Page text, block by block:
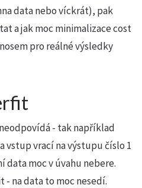
data nebo víckrát), pak
a jak moc minimalizace cost
pro reálné výsledky
- tak například
vstup vrací na výstupu číslo 1
moc v úvahu nebere.
na data to moc nesedí.